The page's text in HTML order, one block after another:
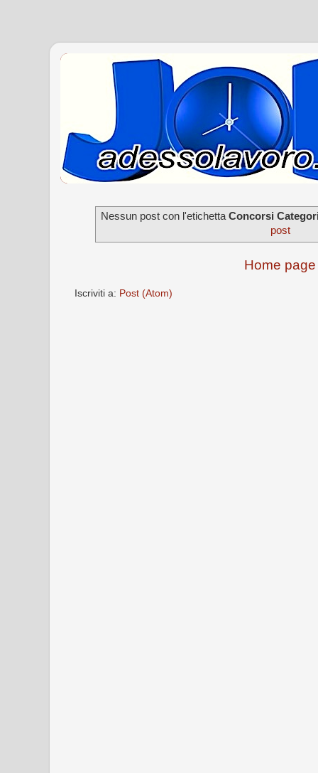
Nessun post con l'etichettaConcorsi
post
Home page
Iscriviti a: Post (Atom)